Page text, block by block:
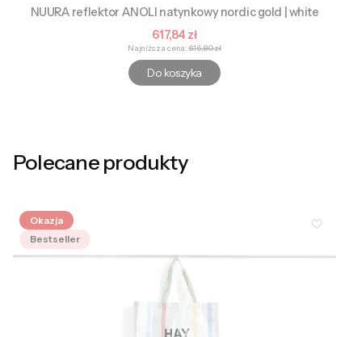
NUURA reflektor ANOLI natynkowy nordic gold | white
Cena promocyjna
617,84 zł
Najniższa cena: 616,80 zł
Do koszyka
Polecane produkty
Okazja
Bestseller